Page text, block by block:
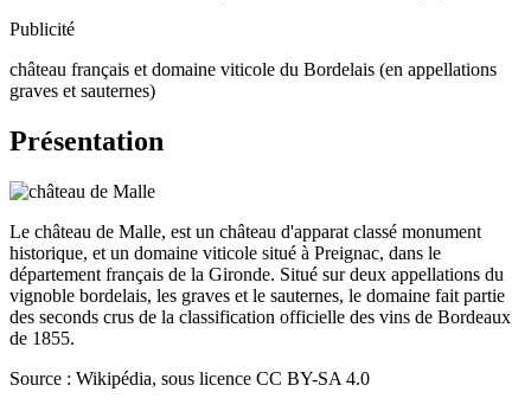
Publicité
château français et domaine viticole du Bordelais (en appellations
graves et sauternes)
Présentation
Le château de Malle, est un château d'apparat classé monument
historique, et un domaine viticole situé à Preignac, dans le
département français de la Gironde. Situé sur deux appellations du
vignoble bordelais, les graves et le sauternes, le domaine fait partie
des seconds crus de la classification officielle des vins de Bordeaux
de 1855.
Source : Wikipédia, sous licence CC BY-SA 4.0